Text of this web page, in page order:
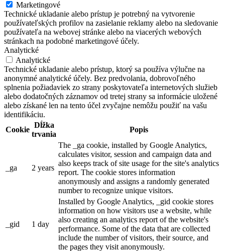
Marketingové
Technické ukladanie alebo prístup je potrebný na vytvorenie
používateľských profilov na zasielanie reklamy alebo na sledovanie
používateľa na webovej stránke alebo na viacerých webových
stránkach na podobné marketingové účely.
Analytické
Analytické
Technické ukladanie alebo prístup, ktorý sa používa výlučne na
anonymné analytické účely. Bez predvolania, dobrovoľného
splnenia požiadaviek zo strany poskytovateľa internetových služieb
alebo dodatočných záznamov od tretej strany sa informácie uložené
alebo získané len na tento účel zvyčajne nemôžu použiť na vašu
identifikáciu.
Cookie
Dĺžka
trvania
Popis
_ga 2 years
The _ga cookie, installed by Google Analytics,
calculates visitor, session and campaign data and
also keeps track of site usage for the site's analytics
report. The cookie stores information
anonymously and assigns a randomly generated
number to recognize unique visitors.
_gid 1 day
Installed by Google Analytics, _gid cookie stores
information on how visitors use a website, while
also creating an analytics report of the website's
performance. Some of the data that are collected
include the number of visitors, their source, and
the pages they visit anonymously.